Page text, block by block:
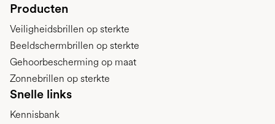
Producten
Veiligheidsbrillen op sterkte
Beeldschermbrillen op sterkte
Gehoorbescherming op maat
Zonnebrillen op sterkte
Snelle links
Kennisbank